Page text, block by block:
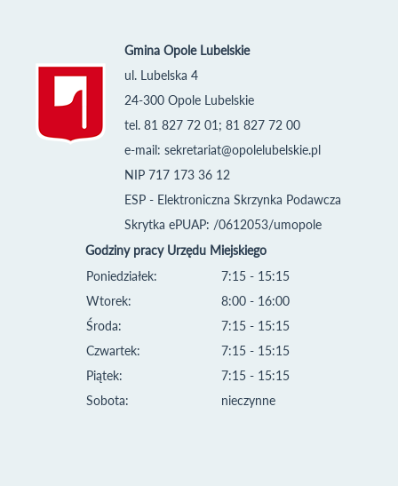
Gmina Opole Lubelskie
ul. Lubelska 4
24-300 Opole Lubelskie
tel. 81 827 72 01; 81 827 72 00
e-mail: sekretariat@opolelubelskie.pl
NIP 717 173 36 12
ESP - Elektroniczna Skrzynka Podawcza
Skrytka ePUAP: /0612053/umopole
Godziny pracy Urzędu Miejskiego
Poniedziałek:
Wtorek:
Środa:
Czwartek:
Piątek:
Sobota:
7:15 - 15:15
8:00 - 16:00
7:15 - 15:15
7:15 - 15:15
7:15 - 15:15
nieczynne